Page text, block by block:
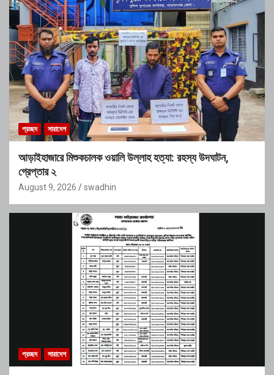
প্রচ্ছদ সারাদেশ
আড়াইহাজারে মিশুকচালক ওয়ালি উল্লাহ হত্যা: রহস্য উদঘাটন,
গ্রেপ্তার ২
August 9, 2026 swadhin
প্রচ্ছদ সারাদেশ